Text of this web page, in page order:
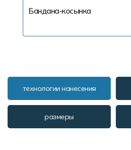
Бандана-косынка
технологии нанесения
размеры